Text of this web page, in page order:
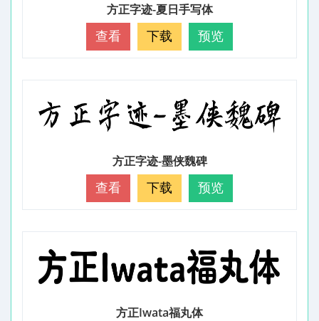
方正字迹-夏日手写体
查看 下载 预览
方正字迹-墨侠魏碑
查看 下载 预览
方正Iwata福丸体